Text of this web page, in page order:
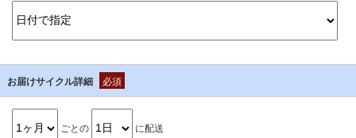
お届けサイクル詳細 必須
ごとの に配送